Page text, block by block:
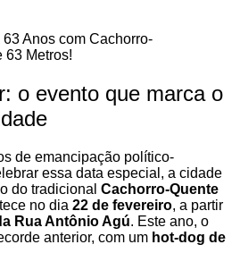
o evento que marca o
de emancipação político-
essa data especial, a cidade
do tradicional Cachorro-Quente
no dia 22 de fevereiro, a partir
Rua Antônio Agú. Este ano, o
anterior, com um hot-dog de